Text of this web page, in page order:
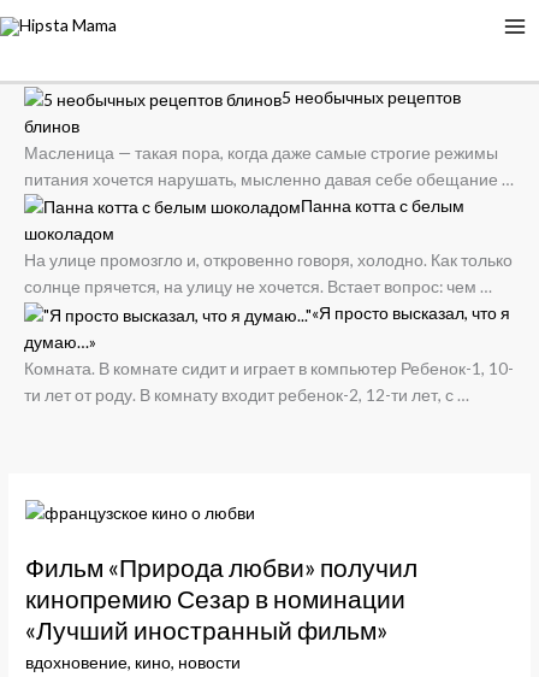
5 необычных рецептов
блинов
Масленица — такая пора, когда даже самые строгие режимы
питания хочется нарушать, мысленно давая себе обещание …
Панна котта с белым
шоколадом
На улице промозгло и, откровенно говоря, холодно. Как только
солнце прячется, на улицу не хочется. Встает вопрос: чем …
«Я просто высказал, что я
думаю…»
Комната. В комнате сидит и играет в компьютер Ребенок-1, 10-
ти лет от роду. В комнату входит ребенок-2, 12-ти лет, с …
Фильм «Природа любви» получил
кинопремию Сезар в номинации
«Лучший иностранный фильм»
вдохновение, кино, новости